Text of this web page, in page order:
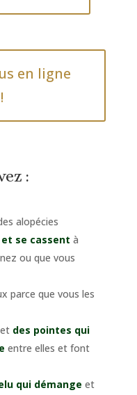
en ligne
:
alopécies
se cassent à
ou que vous
parce que vous les
des pointes qui
entre elles et font
qui démange et